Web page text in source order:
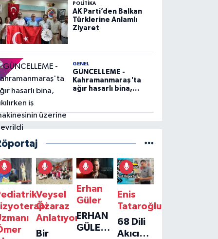
POLITIKA
AK Parti’den Balkan
Türklerine Anlamlı
Ziyaret
GENEL
GÜNCELLEME -
Kahramanmaraş'ta
ağır hasarlı bina,
devrildi
Veysel
Özaraz
Anlatıyor
Bir
Erhan
Güler
ERHAN
GÜLER'IN
Enis
Tataroğlu
68 Dili
Akıcı